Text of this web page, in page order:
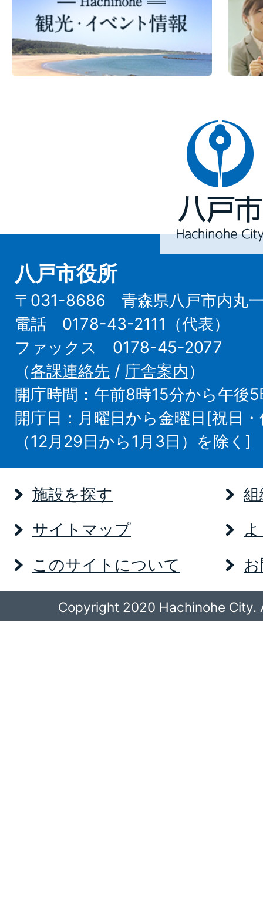
八
戸
Hachinohe
City
八戸市役所
〒031-8686 青森県八戸市内丸一
電話 0178-43-2111（代表）
ファックス 0178-45-2077
（各課連絡先 / 庁舎案内）
開庁時間：午前8時15分から午後
開庁日：月曜日から金曜日[祝日
（12月29日から1月3日）を除く]
施設を探す
サイトマップ
このサイトについて
Copyright 2020 Hachinohe City.